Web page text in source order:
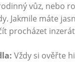
vůz, nebo
Jakmile máte
procházet
Vždy si ověřte